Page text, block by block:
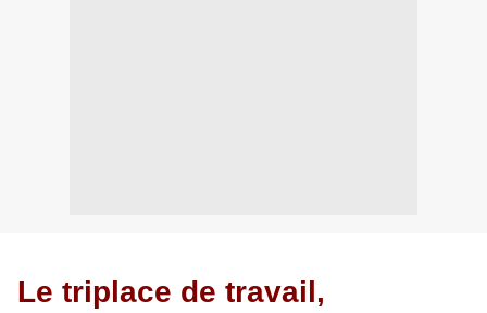
Le triplace de travail,